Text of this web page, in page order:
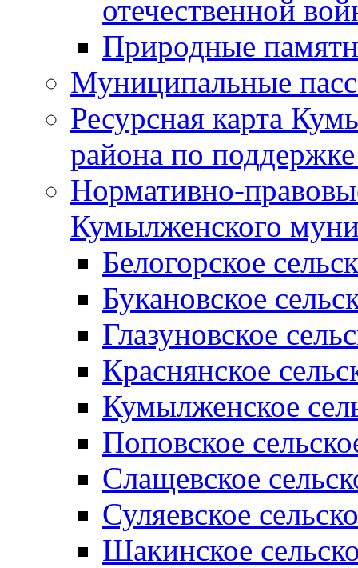
отечественной
Природные
Муниципальные
Ресурсная карта
района по
Нормативно-
Кумылженского
Белогорское
Букановское
Глазуновское
Краснянское
Кумылженское
Поповское
Слащевское
Суляевское
Шакинское